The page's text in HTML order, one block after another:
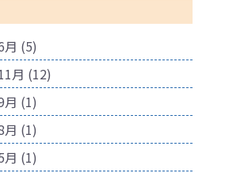
月 (5)
月 (12)
月 (1)
月 (1)
月 (1)